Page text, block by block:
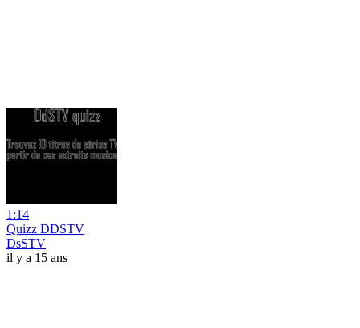
1:14
Quizz DDSTV
DsSTV
il y a 15 ans